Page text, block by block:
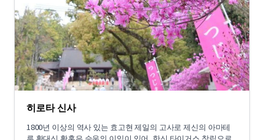
히로타 신사
1800년 이상의 역사 있는 효고현 제일의 고사로 제신의 아마테